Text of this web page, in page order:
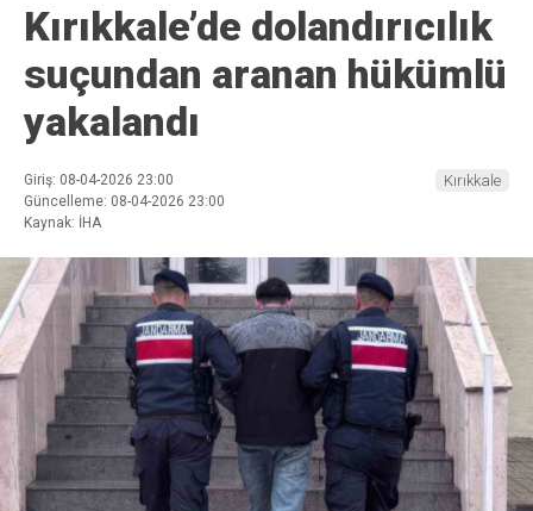
Kırıkkale’de dolandırıcılık
suçundan aranan hükümlü
yakalandı
Giriş: 08-04-2026 23:00
Güncelleme: 08-04-2026 23:00
Kaynak: İHA
Kırıkkale